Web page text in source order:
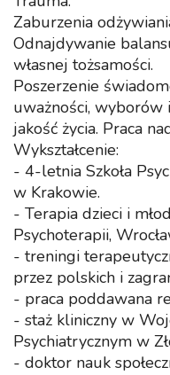
Zaburzenia
Odnajdywanie
własnej tożsamości.
Poszerzenie
uważności, wyborów
jakość życia. Praca
Wykształcenie:
- 4-letnia Szkoła
w Krakowie.
- Terapia dzieci i
Psychoterapii,
- treningi
przez polskich i
- praca poddawana
- staż kliniczny w
Psychiatrycznym w
- doktor nauk